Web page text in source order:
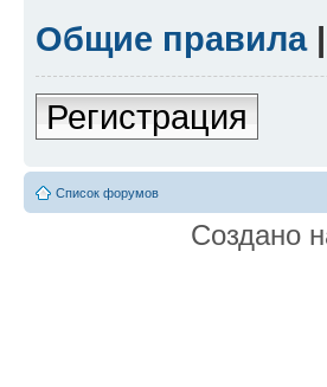
Общие правила|
Регистрация
Список форумов
Создано